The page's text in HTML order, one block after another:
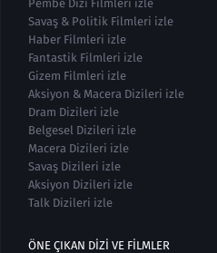
Pembe Dizi Filmleri izle
Savaş & Politik Filmleri izle
Haber Filmleri izle
Fantastik Filmleri izle
Gizem Filmleri izle
Aksiyon & Macera Dizileri izle
Dram Dizileri izle
Belgesel Dizileri izle
Macera Dizileri izle
Savaş Dizileri izle
Aksiyon Dizileri izle
Talk Dizileri izle
ÖNE ÇIKAN DIZI VE FILMLER